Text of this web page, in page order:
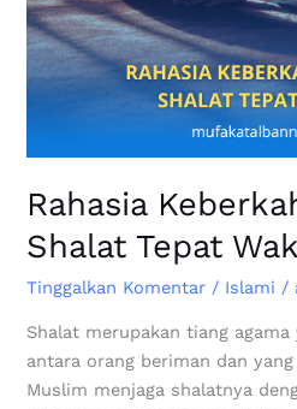
Rahasia
Shalat Tepat
Tinggalkan Komentar / Islami /
Shalat merupakan tiang
antara orang beriman dan
Muslim menjaga shalatnya